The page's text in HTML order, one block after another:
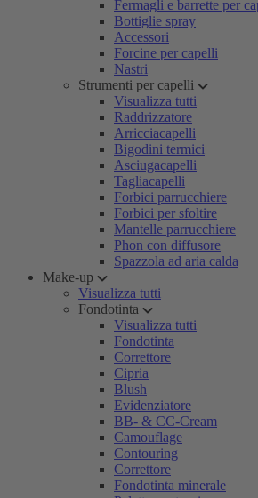
Fermagli e barrette per
Bottiglie spray
Accessori
Forcine per capelli
Nastri
Strumenti per capelli
Visualizza tutti
Raddrizzatore
Arricciacapelli
Bigodini termici
Asciugacapelli
Tagliacapelli
Forbici parrucchiere
Forbici per sfoltire
Mantelle parrucchiere
Phon con diffusore
Spazzola ad aria calda
Make-up
Visualizza tutti
Fondotinta
Visualizza tutti
Fondotinta
Correttore
Cipria
Blush
Evidenziatore
BB- & CC-Cream
Camouflage
Contouring
Correttore
Fondotinta minerale